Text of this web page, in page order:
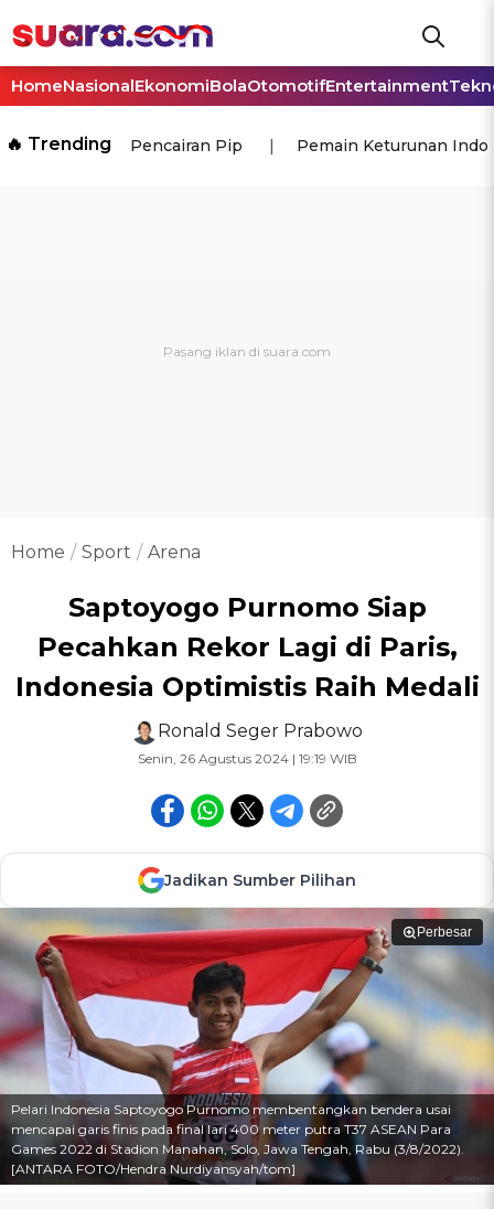
HomeNasionalEkonomiBolaOtomotifEntertainment
🔥 Trending Pencairan Pip Pemain Keturunan
Home Sport Arena
Saptoyogo Purnomo Siap
Pecahkan Rekor Lagi di Paris,
Indonesia Optimistis Raih Medali
Ronald Seger Prabowo
Senin, 26 Agustus 2024 | 19:19 WIB
Jadikan Sumber Pilihan
Perbesar
Pelari Indonesia Saptoyogo Purnomo membentangkan bendera usai
mencapai garis finis pada final lari 400 meter putra T37 ASEAN Para
Games 2022 di Stadion Manahan, Solo, Jawa Tengah, Rabu (3/8/2022).
[ANTARA FOTO/Hendra Nurdiyansyah/tom]